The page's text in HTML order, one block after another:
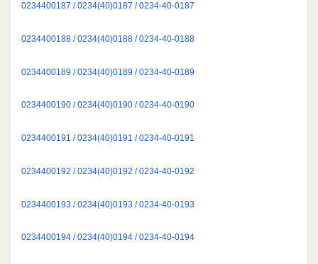
0234400187 / 0234(40)0187 / 0234-40-0187
0234400188 / 0234(40)0188 / 0234-40-0188
0234400189 / 0234(40)0189 / 0234-40-0189
0234400190 / 0234(40)0190 / 0234-40-0190
0234400191 / 0234(40)0191 / 0234-40-0191
0234400192 / 0234(40)0192 / 0234-40-0192
0234400193 / 0234(40)0193 / 0234-40-0193
0234400194 / 0234(40)0194 / 0234-40-0194